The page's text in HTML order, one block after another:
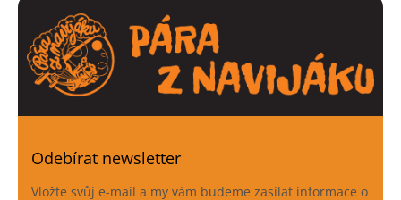
Odebírat newsletter
Vložte svůj e-mail a my vám budeme zasílat informace o